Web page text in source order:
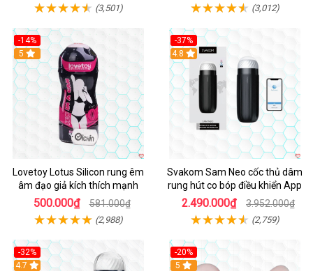
(3,501) (3,012)
-14%
Hot
5
Lovetoy Lotus Silicon rung êm
âm đạo giả kích thích mạnh
500.000₫ 581.000₫
(2,988)
-37%
4.8
Svakom Sam Neo cốc thủ dâm
rung hút co bóp điều khiển App
2.490.000₫ 3.952.000₫
(2,759)
-32%
Hot
4.7
-20%
Hot
5